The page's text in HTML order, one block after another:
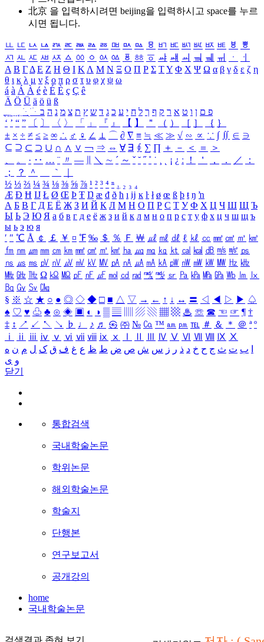
北京 을 입력하시려면 beijing을 입력하시고 space를 누르
시면 됩니다.
ㅥ ㅦ ㅧ ㅨ ㅩ ㅪ ㅫ ㅬ ㅭ ㅮ ㅯ ㅰ ㅱ ㅲ ㅳ ㅴ ㅵ ㅶ ㅷ ㅸ
ㅹ
ㅺ ㅻ ㅼ ㅽ ㅾ ㅿ ㆀ ㆁ ㆂ ㆃ ㆄ ㆅ ㆆ ㆇ ㆈ ㆉ ㆊ ㆋ ㆌ ㆍ
ㆎ
Α Β ΓΔ Ε Ζ Η Θ Ι ΚΛ Μ Ν Ξ Ο Π Ρ Σ ΤΥ Φ Χ Ψ Ω α β γ δ ε ζ η
θ ι κ λ μ ν ξ ο π ρ σ τ υ φ χ ψ ω
á à Á À é è É È ç Ç ê
Ä Ö Ü ä ö ü ß
ִֶֹ ֻּ ׁׂ פ ם ן ו ט א ר ק ף ך ל ח י ע כ ג ד ש ץ ת צ מ נ ה ב
‘ ’ “ ” 〔 〕 〈 〉 「 」 『 』 【 】 ＂ （ ） ［ ］ ｛ ｝
± × ÷ ≠ ≤ ≥ ∞ ∴ ♂ ♀ ∠ ⊥ ⌒ ∂ ∇ ≡ ≒ ≪ ≫ √ ∽ ∝ ∵ ∫ ∬ ∈ ∋
⊆ ⊇ ⊂ ⊃ ∪ ∩ ∧ ∨ ￢ ⇒ ⇔ ∀ ∃ ∮ ∑ ∏ ＋ － ＜ ＝
＞
、
。 · ‥ … ¨ 〃 ― ＼ ∼ ´ ～ ˇ ˘ ˝ ˚ ˙ ¸ ¡ ¿ ː ！ ＇ ， ． ／
：
；
？ ＾ ｀
½ ⅓ ⅔ ¼ ¾ ⅛ ⅜ ⅝ ⅞ ¹ ² ³ ⁴ ⁿ ₁ ₂ ₃ ₄
Æ Ð Ħ Ĳ Ł Ø Œ Þ Ŧ Ŋ æ đ ð ħ ı ĳ ĸ ŀ ł ø œ ß þ ŧ ŋ ŉ
А Б В Г Д Е Ё Ж З И Й К Л М Н О П Р С Т У Ф Х Ц Ч Ш Щ Ъ
Ы Ь Э Ю Я а б в г д е ё ж з и й к л м н о п р с т у ф х ц ч ш щ ъ
ы ь э ю я
′ ″ ℃ Å ￠ ￡ ￥ ¤ ℉ ‰ ＄ ％ Ｆ ￦ ㎕ ㎖ ㎗ ℓ ㎘ ㏄ ㎣ ㎤ ㎥ ㎦
㎙ ㎚ ㎛ ㎜ ㎝ ㎞ ㎟ ㎠ ㎡ ㎢ ㏊ ㎍ ㎎ ㎏ ㏏ ㎈ ㎉ ㏈ ㎧ ㎨ ㎰
㎱ ㎲ ㎳ ㎴ ㎵ ㎶ ㎷ ㎸ ㎹ ㎀ ㎁ ㎂ ㎃ ㎄ ㎺ ㎻ ㎽ ㎾ ㎿ ㎐ ㎑
㎒ ㎓ ㎔ Ω ㏀ ㏁ ㎊ ㎋ ㎌ ㏖ ㏅ ㎭ ㎮ ㎯ ㏛ ㎩ ㎪ ㎫ ㎬ ㏝ ㏐
㏓
㏃ ㏉ ㏜ ㏆
§ ※ ☆ ★ ○ ● ◎ ◇ ◆ □ ■ △ ▽ → ← ↑ ↓ ↔ 〓 ◁ ◀ ▷ ▶ ♤
♠ ♡ ♥ ♧ ♣ ⊙ ◈ ▣ ◐ ◑ ▒ ▤ ▨ ▧ ▦ ▩ ♨ ☏ ☎ ☜ ☞ ¶ †
‡ ↕ ↗ ↙ ↖ ↘ ♭ ♩ ♪ ♬ ㉿ ㈜ № ㏇ ™ ㏂ ㏘ ℡ ＃ ＆ ＊ ＠ ª º
ⅰ
ⅱ ⅲ ⅳ ⅴ ⅵ ⅶ ⅷ ⅸ ⅹ Ⅳ Ⅴ Ⅵ Ⅶ Ⅷ Ⅸ Ⅹ
ب ت ث ج ح خ د ذ ر ز س ش ص ض ط ظ ع غ ف ق ک ل م ن ه
و ی
닫기
통합검색
국내학술논문
학위논문
해외학술논문
학술지
단행본
연구보고서
공개강의
home
국내학술논문